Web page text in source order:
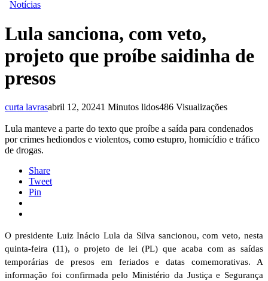
Notícias
Lula sanciona, com veto,
projeto que proíbe saidinha de
presos
curta lavrasabril 12, 20241 Minutos lidos486 Visualizações
Lula manteve a parte do texto que proíbe a saída para condenados
por crimes hediondos e violentos, como estupro, homicídio e tráfico
de drogas.
Share
Tweet
Pin
O presidente Luiz Inácio Lula da Silva sancionou, com veto, nesta
quinta-feira (11), o projeto de lei (PL) que acaba com as saídas
temporárias de presos em feriados e datas comemorativas. A
informação foi confirmada pelo Ministério da Justiça e Segurança